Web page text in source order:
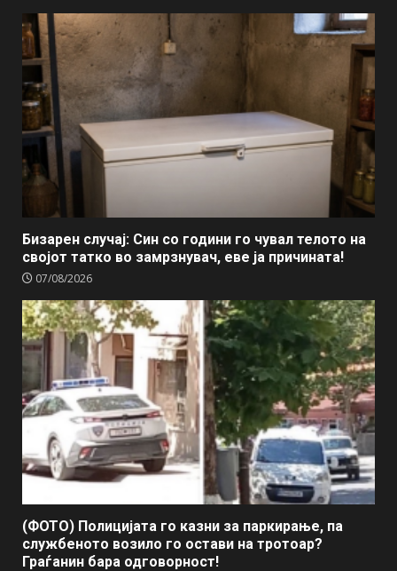
Бизарен случај: Син со години го чувал телото на
својот татко во замрзнувач, еве ја причината!
07/08/2026
(ФОТО) Полицијата го казни за паркирање, па
службеното возило го остави на тротоар?
Граѓанин бара одговорност!